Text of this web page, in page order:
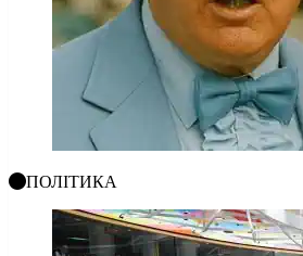
ПОЛІТИКА